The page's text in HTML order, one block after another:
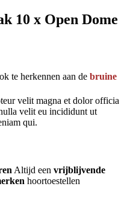
10 x Open Dome
te herkennen aan de bruine
velit magna et dolor officia
velit eu incididunt ut
qui.
Altijd een vrijblijvende
hoortoestellen